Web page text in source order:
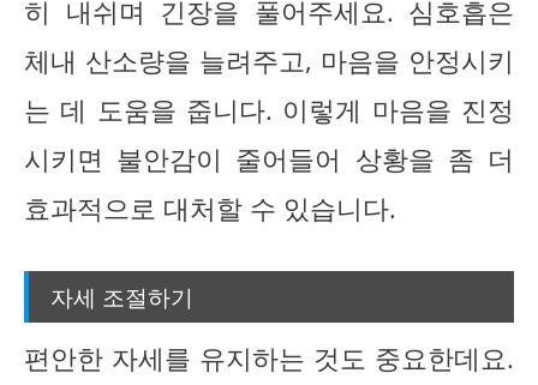
히 내쉬며 긴장을 풀어주세요. 심호흡은
체내 산소량을 늘려주고, 마음을 안정시키
는 데 도움을 줍니다. 이렇게 마음을 진정
시키면 불안감이 줄어들어 상황을 좀 더
효과적으로 대처할 수 있습니다.
자세 조절하기
편안한 자세를 유지하는 것도 중요한데요.